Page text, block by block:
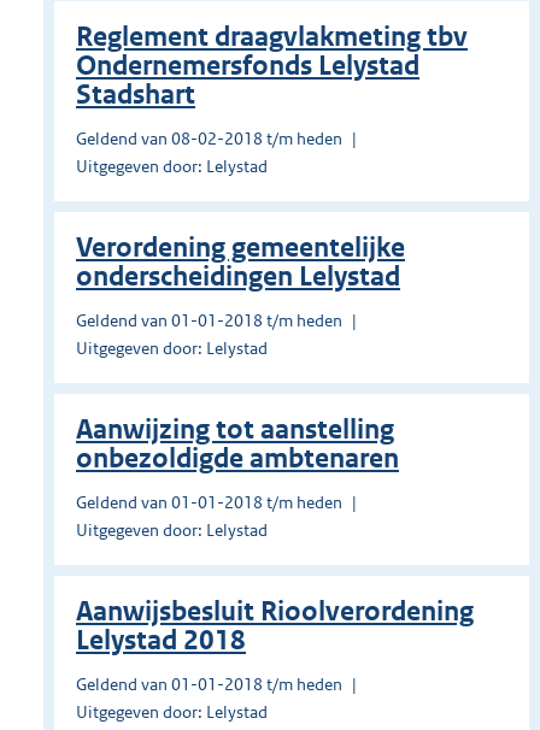
Reglement draagvlakmeting tbv
Ondernemersfonds Lelystad
Stadshart
Geldend van 08-02-2018 t/m heden
Uitgegeven door: Lelystad
Verordening gemeentelijke
onderscheidingen Lelystad
Geldend van 01-01-2018 t/m heden
Uitgegeven door: Lelystad
Aanwijzing tot aanstelling
onbezoldigde ambtenaren
Geldend van 01-01-2018 t/m heden
Uitgegeven door: Lelystad
Aanwijsbesluit Rioolverordening
Lelystad 2018
Geldend van 01-01-2018 t/m heden
Uitgegeven door: Lelystad